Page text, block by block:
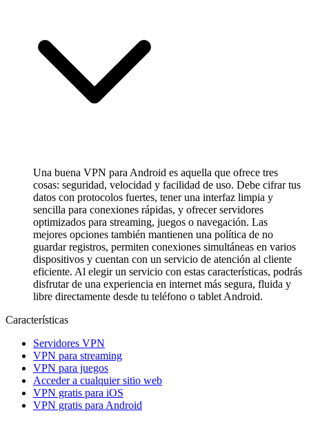
Una buena VPN para Android es aquella que ofrece tres
cosas: seguridad, velocidad y facilidad de uso. Debe cifrar tus
datos con protocolos fuertes, tener una interfaz limpia y
sencilla para conexiones rápidas, y ofrecer servidores
optimizados para streaming, juegos o navegación. Las
mejores opciones también mantienen una política de no
guardar registros, permiten conexiones simultáneas en varios
dispositivos y cuentan con un servicio de atención al cliente
eficiente. Al elegir un servicio con estas características, podrás
disfrutar de una experiencia en internet más segura, fluida y
libre directamente desde tu teléfono o tablet Android.
Características
Servidores VPN
VPN para streaming
VPN para juegos
Acceder a cualquier sitio web
VPN gratis para iOS
VPN gratis para Android